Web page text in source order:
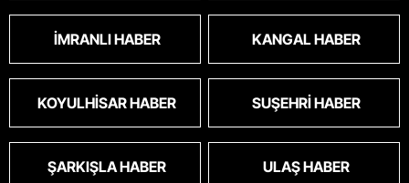
İMRANLI HABER KANGAL HABER
KOYULHISAR HABER SUŞEHRI HABER
ŞARKIŞLA HABER ULAŞ HABER